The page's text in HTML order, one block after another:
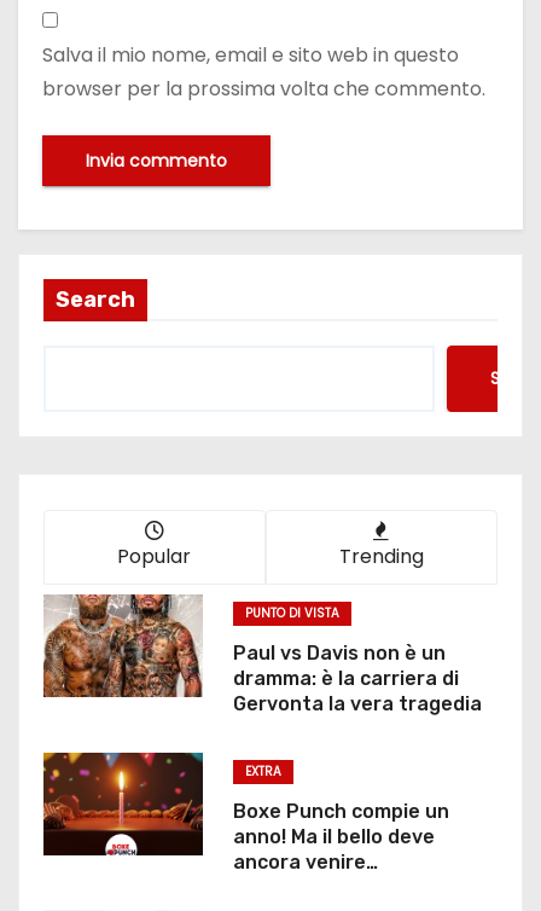
Salva il mio nome, email e sito web in questo
browser per la prossima volta che commento.
Search
Popular Trending
PUNTO DI VISTA
Paul vs Davis non è un
dramma: è la carriera di
Gervonta la vera tragedia
EXTRA
Boxe Punch compie un
anno! Ma il bello deve
ancora venire…